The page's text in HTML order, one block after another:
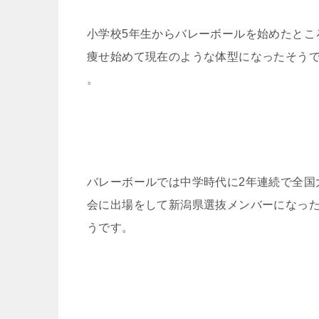
小学校5年生からバレーボールを始めたとこ
痩せ始めて現在のような体型になったそう
。
バレーボールでは中学時代に2年連続で全国
会に出場をして新潟県選抜メンバーになっ
うです。